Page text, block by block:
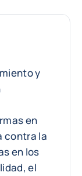
y
en
contra la
en los
el